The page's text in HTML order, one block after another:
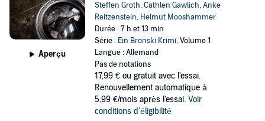
Aperçu
Steffen Groth,Cathlen Gawlich,Anke
Reitzenstein, Helmut Mooshammer
Durée : 7 h et 13 min
Série : Ein Bronski Krimi, Volume 1
Langue : Allemand
Pas de notations
17,99 € ou gratuit avec l'essai.
Renouvellement automatique à
5,99 €/mois après l'essai. Voir
conditions d'éligibilité